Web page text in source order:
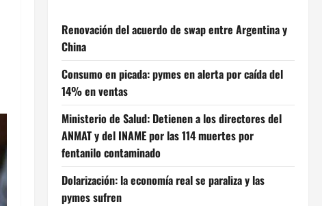
Renovación del acuerdo de swap entre Argentina y
China
Consumo en picada: pymes en alerta por caída del
14% en ventas
Ministerio de Salud: Detienen a los directores del
ANMAT y del INAME por las 114 muertes por
fentanilo contaminado
Dolarización: la economía real se paraliza y las
pymes sufren